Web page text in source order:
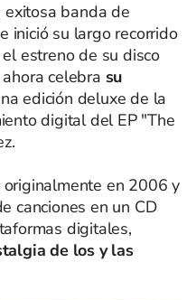
exitosa banda de
inició su largo recorrido
estreno de su disco
celebra su
edición deluxe de la
digital del EP "The
en 2006 y
canciones en un CD
digitales,
de los y las